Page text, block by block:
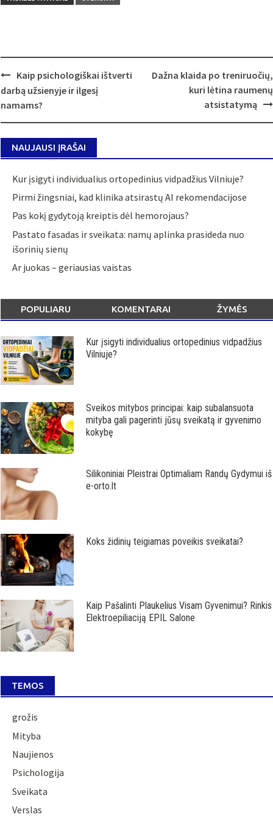
Post
navigation
Kaip psichologiškai ištverti
darbą užsienyje ir ilgesį
namams?
Dažna klaida po treniruočių,
kuri lėtina raumenų
atsistatymą
NAUJAUSI ĮRAŠAI
Kur įsigyti individualius ortopedinius vidpadžius Vilniuje?
Pirmi žingsniai, kad klinika atsirastų AI rekomendacijose
Pas kokį gydytoją kreiptis dėl hemorojaus?
Pastato fasadas ir sveikata: namų aplinka prasideda nuo
išorinių sienų
Ar juokas – geriausias vaistas
POPULIARU KOMENTARAI ŽYMĖS
Kur įsigyti individualius ortopedinius vidpadžius
Vilniuje?
Sveikos mitybos principai: kaip subalansuota
mityba gali pagerinti jūsų sveikatą ir gyvenimo
kokybę
Silikoniniai Pleistrai Optimaliam Randų Gydymui iš
e-orto.lt
Koks židinių teigiamas poveikis sveikatai?
Kaip Pašalinti Plaukelius Visam Gyvenimui? Rinkis
Elektroepiliaciją EPIL Salone
TEMOS
grožis
Mityba
Naujienos
Psichologija
Sveikata
Verslas